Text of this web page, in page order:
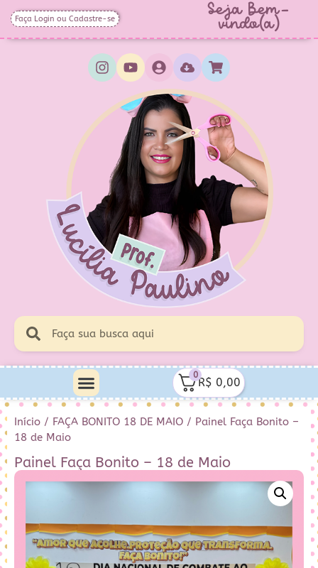
Faça Login ou Cadastre-se Seja Bem-
vindo(a)
0
R$ 0,00
Início / FAÇA BONITO 18 DE MAIO / Painel Faça Bonito –
18 de Maio
Painel Faça Bonito – 18 de Maio